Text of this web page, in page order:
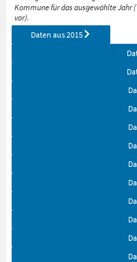
Kommune für das ausgewählte Jahr
vor).
Daten aus2015